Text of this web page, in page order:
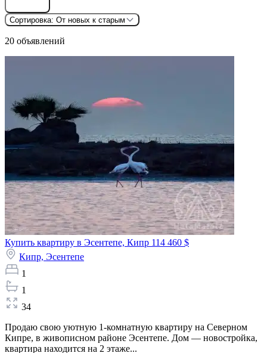
Сортировка: От новых к старым
20 объявлений
Купить квартиру в Эсентепе, Кипр 114 460 $
Кипр, Эсентепе
1
1
34
Продаю свою уютную 1-комнатную квартиру на Северном
Кипре, в живописном районе Эсентепе. Дом — новостройка,
квартира находится на 2 этаже...